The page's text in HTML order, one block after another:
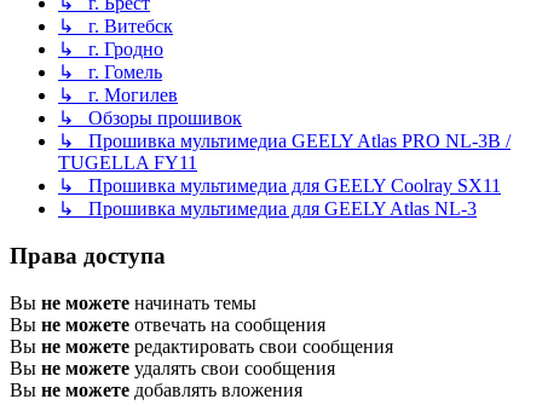
↳ г. Витебск
↳ г. Гродно
↳ г. Гомель
↳ г. Могилев
↳ Обзоры прошивок
↳ Прошивка мультимедиа GEELY Atlas PRO NL-3B /
TUGELLA FY11
↳ Прошивка мультимедиа для GEELY Coolray SX11
↳ Прошивка мультимедиа для GEELY Atlas NL-3
Права доступа
Вы не можете начинать темы
Вы не можете отвечать на сообщения
Вы не можете редактировать свои сообщения
Вы не можете удалять свои сообщения
Вы не можете добавлять вложения